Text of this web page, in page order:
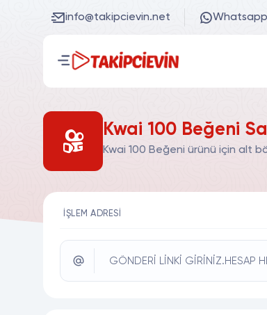
info@takipcievin.net Whatsapp
Kwai 100 Beğeni
Kwai 100 Beğeni ürünü için alt
İŞLEM ADRESI
GÖNDERİ LİNKİ GİRİNİZ.HESAP